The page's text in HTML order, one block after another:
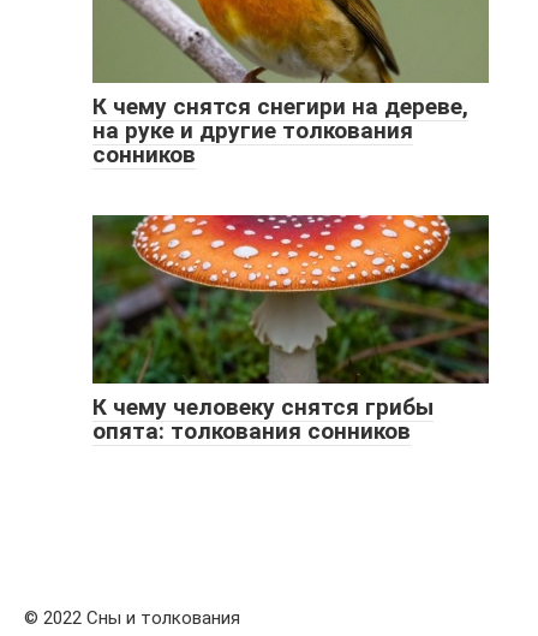
К чему снятся снегири на дереве,
на руке и другие толкования
сонников
К чему человеку снятся грибы
опята: толкования сонников
© 2022 Сны и толкования